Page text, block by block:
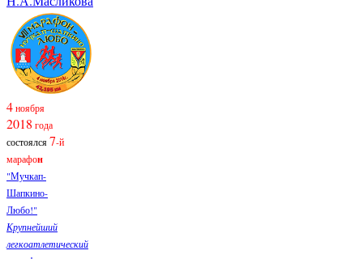
4ноября
2018 года
состоялся7-й
марафон
"Мучкап-
Шапкино-
Любо!"
Крупнейший
легкоатлетический